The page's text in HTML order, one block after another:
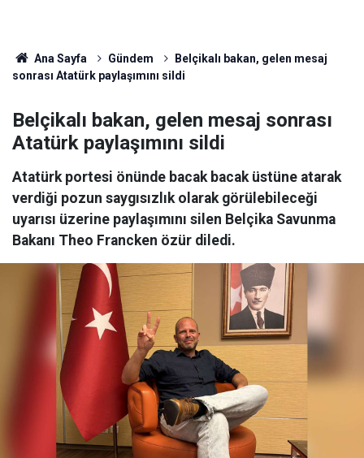
Ana Sayfa Gündem
Belçikalı bakan, gelen mesaj
sonrası Atatürk paylaşımını sildi
Belçikalı bakan, gelen mesaj sonrası
Atatürk paylaşımını sildi
Atatürk portesi önünde bacak bacak üstüne atarak
verdiği pozun saygısızlık olarak görülebileceği
uyarısı üzerine paylaşımını silen Belçika Savunma
Bakanı Theo Francken özür diledi.